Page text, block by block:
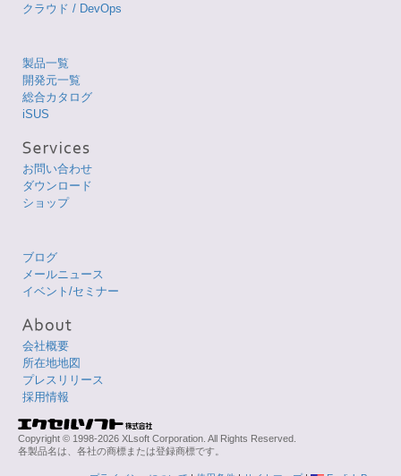
クラウド / DevOps
製品一覧
開発元一覧
総合カタログ
iSUS
お問い合わせ
ダウンロード
ショップ
ブログ
メールニュース
イベント/セミナー
会社概要
所在地地図
プレスリリース
採用情報
Copyright © 1998-2026 XLsoft Corporation. All Rights Reserved.
各製品名は、各社の商標または登録商標です。